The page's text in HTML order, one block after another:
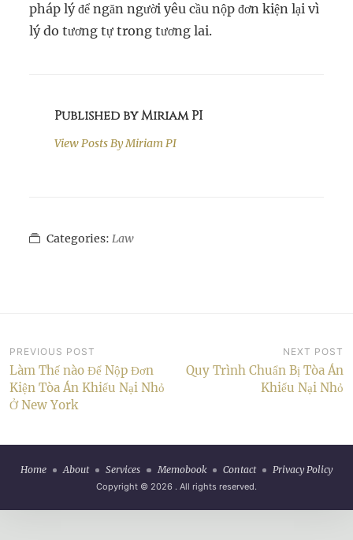
pháp lý để ngăn người yêu cầu nộp đơn kiện lại vì
lý do tương tự trong tương lai.
Published by Miriam PI
View Posts ByMiriam PI
Categories:Law
Post
navigation
PREVIOUS POST
Làm Thế nào Để Nộp Đơn
Kiện Tòa Án Khiếu Nại Nhỏ
Ở New York
NEXT POST
Quy Trình Chuẩn Bị Tòa Án
Khiếu Nại Nhỏ
Home About Services Memobook Contact Privacy Policy
Copyright © 2026 . All rights reserved.